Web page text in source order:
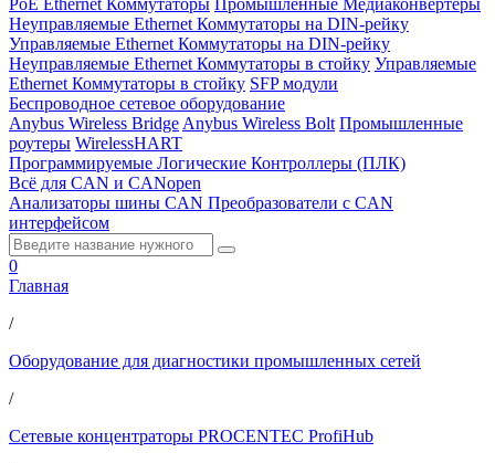
PoE Ethernet Коммутаторы Промышленные Медиаконвертеры
Неуправляемые Ethernet Коммутаторы на DIN-рейку
Управляемые Ethernet Коммутаторы на DIN-рейку
Неуправляемые Ethernet Коммутаторы в стойку Управляемые
Ethernet Коммутаторы в стойку SFP модули
Беспроводное сетевое оборудование
Anybus Wireless Bridge Anybus Wireless Bolt Промышленные
роутеры WirelessHART
Программируемые Логические Контроллеры (ПЛК)
Всё для CAN и CANopen
Анализаторы шины CAN Преобразователи с CAN
интерфейсом
0
Главная
/
Оборудование для диагностики промышленных сетей
/
Сетевые концентраторы PROCENTEC ProfiHub